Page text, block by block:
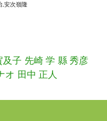
,安次嶺隆
及子 先崎 学 縣 秀彦
オ 田中 正人